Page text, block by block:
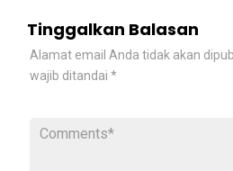
Tinggalkan Balasan
Alamat email Anda tidak akan
wajib ditandai *